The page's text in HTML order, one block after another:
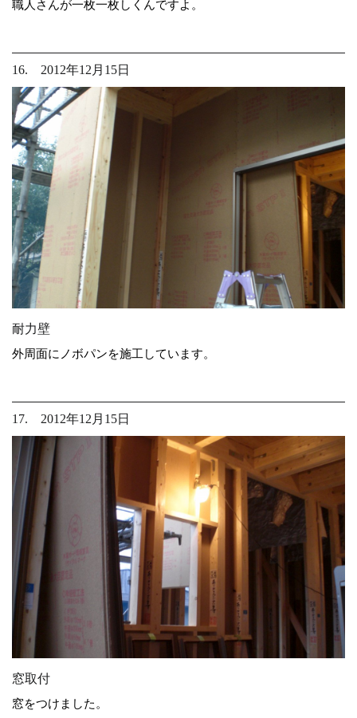
職人さんが一枚一枚しくんですよ。
16. 2012年12月15日
耐力壁
外周面にノボパンを施工しています。
17. 2012年12月15日
窓取付
窓をつけました。